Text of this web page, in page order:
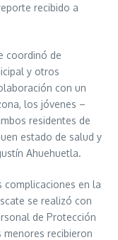
recibido a
coordinó de
y otros
con un
los jóvenes –
residentes de
estado de salud y
Ahuehuetla.
complicaciones en la
se realizó con
de Protección
menores recibieron